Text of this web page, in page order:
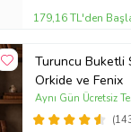
179,16 TL'den
Turuncu Buketli
Orkide ve Fenix
Aynı Gün Ücretsiz